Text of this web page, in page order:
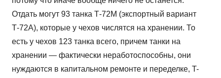
Отдать могут 93 танка Т-72М (экспортный вариант
Т-72А), которые у чехов числятся на хранении. То
есть у чехов 123 танка всего, причем танки на
хранении — фактически неработоспособны, они
нуждаются в капитальном ремонте и переделке, T-